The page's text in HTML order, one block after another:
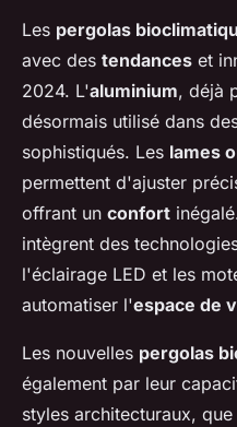
Les pergolas
avec des tendances et
2024. L'aluminium, déjà
désormais utilisé dans
sophistiqués. Les lames
permettent d'ajuster
offrant un confort
intègrent des
l'éclairage LED et les
automatiser l'espace de
Les nouvelles pergolas
également par leur
styles architecturaux,